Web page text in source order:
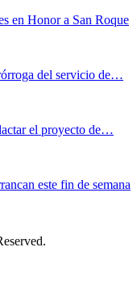
en Honor a San Roque
del servicio de…
el proyecto de…
este fin de semana